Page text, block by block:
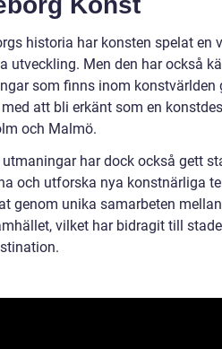
historia har konsten spelat
utveckling. Men den har också
som finns inom konstvärlden
att bli erkänt som en
och Malmö.
har dock också gett
och utforska nya konstnärliga
genom unika samarbeten
vilket har bidragit till